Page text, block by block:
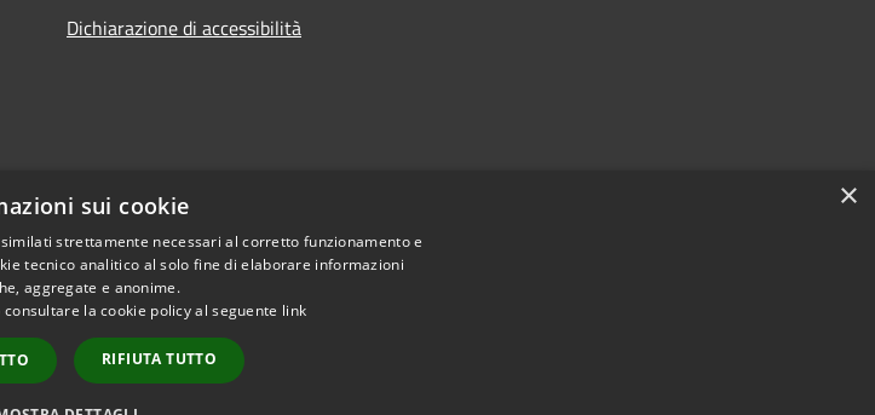
Dichiarazione di accessibilità
Copyright © 2026 • Comune di Cattolica • Powered by
×
sui cookie
strettamente necessari al corretto funzionamento e
tecnico analitico al solo fine di elaborare informazioni
aggregate e anonime.
la cookie policy al seguente link
RIFIUTA TUTTO